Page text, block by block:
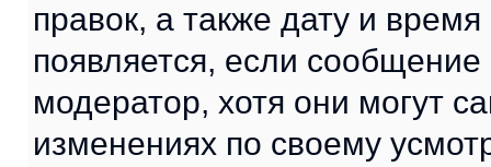
правок, а также дату и
появляется, если
модератор, хотя они могут
изменениях по своему